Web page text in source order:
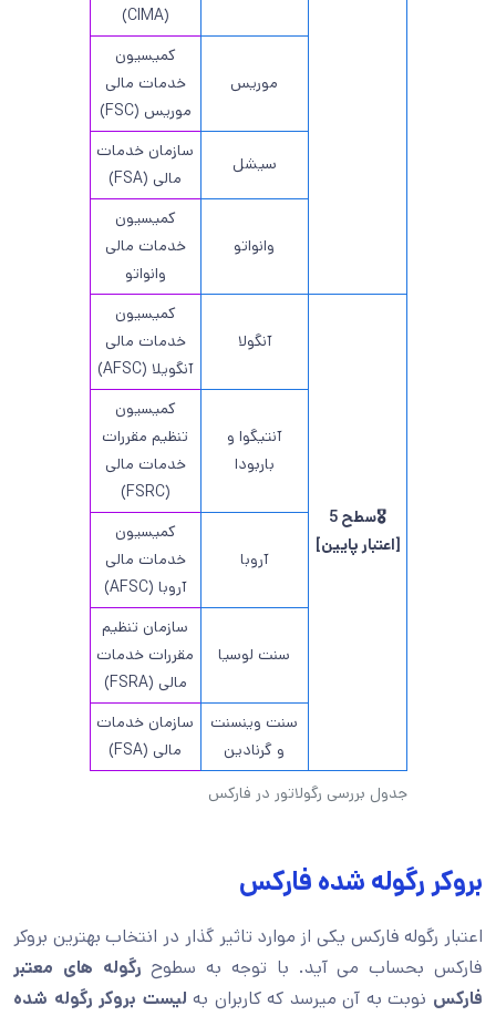
جدول بررسی رگولاتور در فارکس
(CIMA)
موریس
کمیسیون
خدمات مالی
موریس (FSC)
سیشل
سازمان خدمات
مالی (FSA)
وانواتو
کمیسیون
خدمات مالی
وانواتو
🎖️سطح 5
[اعتبار پایین]
آنگولا
کمیسیون
خدمات مالی
آنگویلا (AFSC)
آنتیگوا و
باربودا
کمیسیون
تنظیم مقررات
خدمات مالی
(FSRC)
آروبا
کمیسیون
خدمات مالی
آروبا (AFSC)
سنت لوسیا
سازمان تنظیم
مقررات خدمات
مالی (FSRA)
سنت وینسنت
و گرنادین
سازمان خدمات
مالی (FSA)
بروکر رگوله شده فارکس
اعتبار رگوله فارکس یکی از موارد تاثیر گذار در انتخاب بهترین بروکر
فارکس بحساب می آید. با توجه به سطوح رگوله های معتبر
فارکس نوبت به آن میرسد که کاربران به لیست بروکر رگوله شده